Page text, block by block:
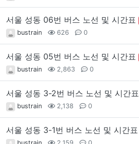
서울 성동 06번 버스 노선 및 시간표
bustrain 626 0
서울 성동 05번 버스 노선 및 시간표
bustrain 2,863 0
서울 성동 3-2번 버스 노선 및 시간표
bustrain 2,138 0
서울 성동 3-1번 버스 노선 및 시간표